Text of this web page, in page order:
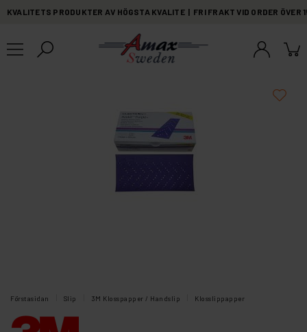
KVALITETS PRODUKTER AV HÖGSTA KVALITE | FRI FRAKT VID ORDER
Förstasidan Slip 3M Klosspapper / Handslip Klosslippapper